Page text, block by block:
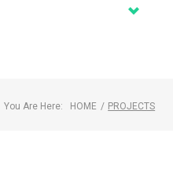
You Are Here: HOME / PROJECTS